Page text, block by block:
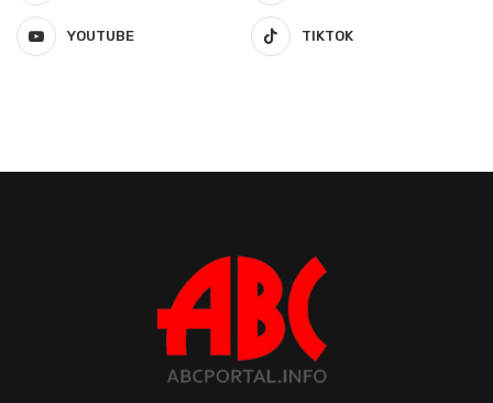
YOUTUBE TIKTOK